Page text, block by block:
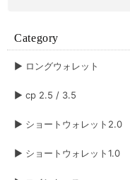
Category
▶︎ ロングウォレット
▶︎ cp 2.5 / 3.5
▶︎ ショートウォレット2.0
▶︎ ショートウォレット1.0